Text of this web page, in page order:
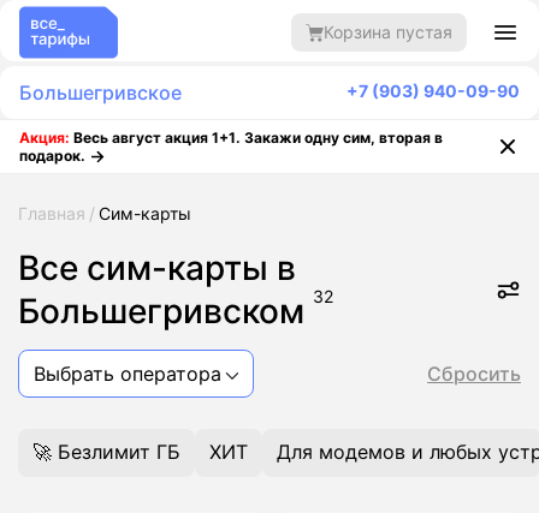
Корзина пустая
Большегривское +7 (903) 940-09-90
Акция: Весь август акция 1+1. Закажи одну сим, вторая в
подарок.
Главная Сим-карты
Все сим-карты в
Большегривском 32
Выбрать оператора Сбросить
🚀 Безлимит ГБ ХИТ Для модемов и любых